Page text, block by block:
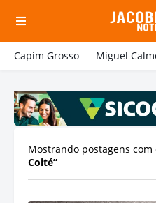
Capim Grosso Miguel
Mostrando postagens
Coité